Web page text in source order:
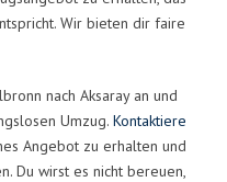
Wir bieten dir faire
nach Aksaray an und
Umzug. Kontaktiere
Angebot zu erhalten und
Du wirst es nicht bereuen,